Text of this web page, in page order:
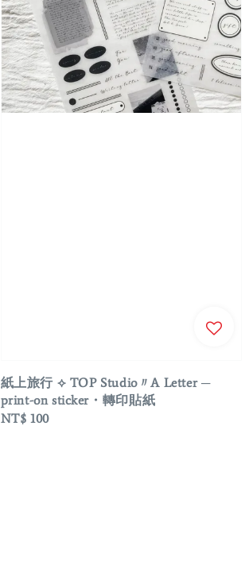
紙上旅行 ⟡ TOP Studio〃A Letter ─
print-on sticker・轉印貼紙
Regular
NT$ 100